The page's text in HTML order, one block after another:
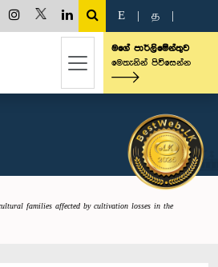
E த
මගේ පාර්ලිමේන්තුව
මෙතැනින් පිවිසෙන්න
families affected by cultivation losses in the